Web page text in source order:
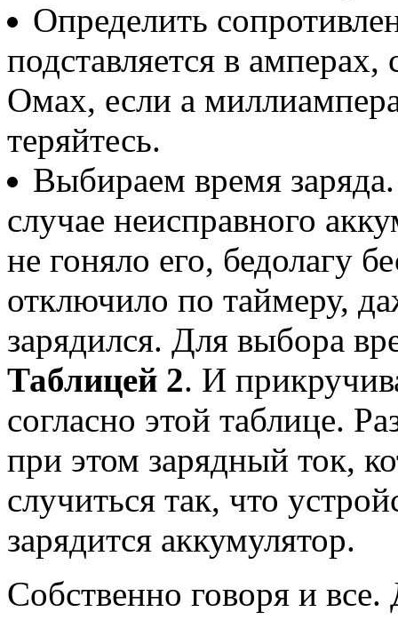
Определить
подставляется в
Омах, если а
теряйтесь.
Выбираем время
случае неисправного
не гоняло его, бедолагу
отключило по таймеру,
зарядился. Для выбора
Таблицей 2. И
согласно этой таблице.
при этом зарядный ток,
случиться так, что
зарядится аккумулятор.
Собственно говоря и